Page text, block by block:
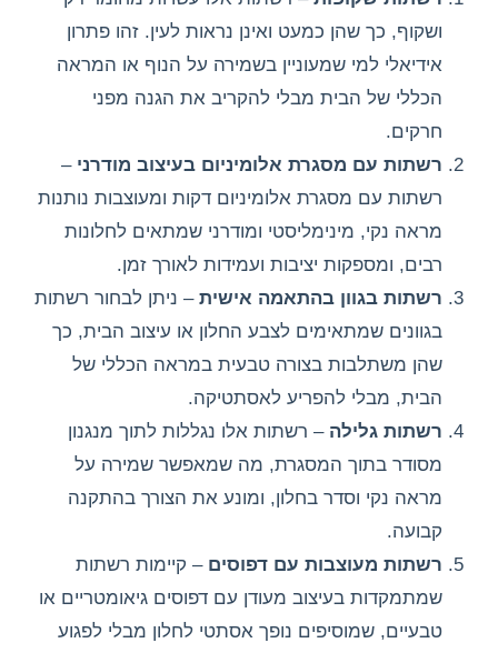
ושקוף, כך שהן כמעט ואינן נראות לעין. זהו פתרון
אידיאלי למי שמעוניין בשמירה על הנוף או המראה
הכללי של הבית מבלי להקריב את הגנה מפני
חרקים.
רשתות עם מסגרת אלומיניום בעיצוב מודרני –
רשתות עם מסגרת אלומיניום דקות ומעוצבות נותנות
מראה נקי, מינימליסטי ומודרני שמתאים לחלונות
רבים, ומספקות יציבות ועמידות לאורך זמן.
רשתות בגוון בהתאמה אישית – ניתן לבחור רשתות
בגוונים שמתאימים לצבע החלון או עיצוב הבית, כך
שהן משתלבות בצורה טבעית במראה הכללי של
הבית, מבלי להפריע לאסתטיקה.
רשתות גלילה – רשתות אלו נגללות לתוך מנגנון
מסודר בתוך המסגרת, מה שמאפשר שמירה על
מראה נקי וסדר בחלון, ומונע את הצורך בהתקנה
קבועה.
רשתות מעוצבות עם דפוסים – קיימות רשתות
שמתמקדות בעיצוב מעודן עם דפוסים גיאומטריים או
טבעיים, שמוסיפים נופך אסתטי לחלון מבלי לפגוע